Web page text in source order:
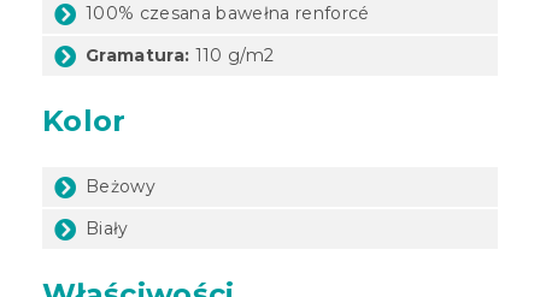
100% czesana bawełna renforcé
Gramatura: 110 g/m2
Kolor
Beżowy
Biały